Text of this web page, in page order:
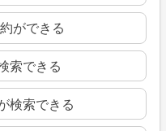
ができる
索できる
検索できる